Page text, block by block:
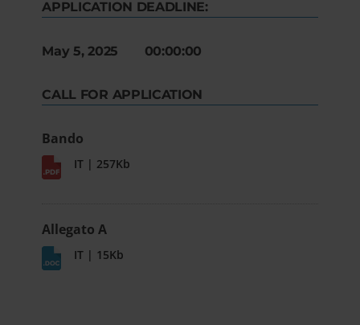
APPLICATION DEADLINE:
May 5, 2025 00:00:00
CALL FOR APPLICATION
Bando
IT | 257Kb
Allegato A
IT | 15Kb